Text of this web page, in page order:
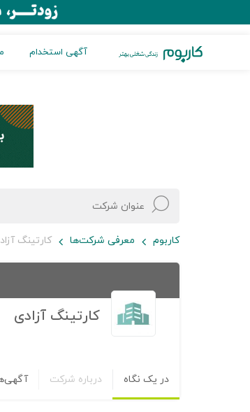
آگهی استخدام
کاربوم معرفی شرکت‌ها کارتینگ
کارتینگ آزادی
در یک نگاه درباره شرکت